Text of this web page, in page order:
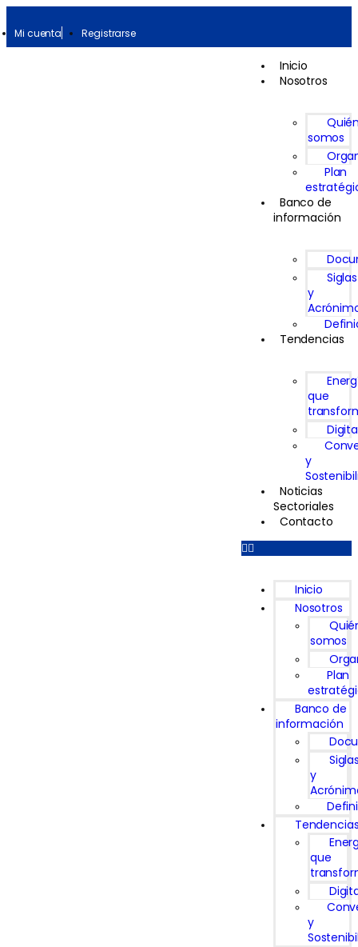
Mi cuenta Registrarse
Inicio
Nosotros
somos
Plan
Banco de
información
Siglas
y
Tendencias
que
y
Noticias
Sectoriales
Contacto
Inicio
Nosotros
somos
Plan
Banco de
información
y
que
y